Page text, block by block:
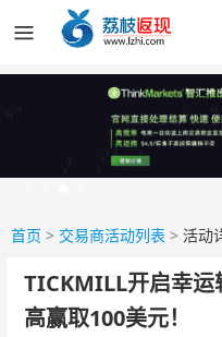
首页 > 交易商活动列表 > 活动
TICKMILL开启幸运
高赢取100美元！